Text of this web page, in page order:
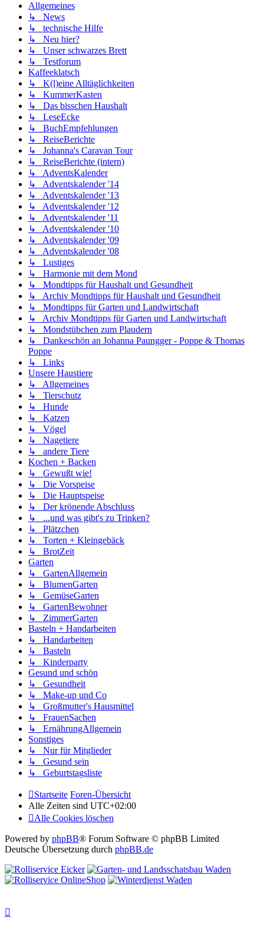
Allgemeines
↳ News
↳ technische Hilfe
↳ Neu hier?
↳ Unser schwarzes Brett
↳ Testforum
Kaffeeklatsch
↳ K(l)eine Alltäglichkeiten
↳ KummerKasten
↳ Das bisschen Haushalt
↳ LeseEcke
↳ BuchEmpfehlungen
↳ ReiseBerichte
↳ Johanna's Caravan Tour
↳ ReiseBerichte (intern)
↳ AdventsKalender
↳ Adventskalender '14
↳ Adventskalender '13
↳ Adventskalender '12
↳ Adventskalender '11
↳ Adventskalender '10
↳ Adventskalender '09
↳ Adventskalender '08
↳ Lustiges
↳ Harmonie mit dem Mond
↳ Mondtipps für Haushalt und Gesundheit
↳ Archiv Mondtipps für Haushalt und Gesundheit
↳ Mondtipps für Garten und Landwirtschaft
↳ Archiv Mondtipps für Garten und Landwirtschaft
↳ Mondstübchen zum Plaudern
↳ Dankeschön an Johanna Paungger - Poppe & Thomas
Poppe
↳ Links
Unsere Haustiere
↳ Allgemeines
↳ Tierschutz
↳ Hunde
↳ Katzen
↳ Vögel
↳ Nagetiere
↳ andere Tiere
Kochen + Backen
↳ Gewußt wie!
↳ Die Vorspeise
↳ Die Hauptspeise
↳ Der krönende Abschluss
↳ ...und was gibt's zu Trinken?
↳ Plätzchen
↳ Torten + Kleingebäck
↳ BrotZeit
Garten
↳ GartenAllgemein
↳ BlumenGarten
↳ GemüseGarten
↳ GartenBewohner
↳ ZimmerGarten
Basteln + Handarbeiten
↳ Handarbeiten
↳ Basteln
↳ Kinderparty
Gesund und schön
↳ Gesundheit
↳ Make-up und Co
↳ Großmutter's Hausmittel
↳ FrauenSachen
↳ ErnährungAllgemein
Sonstiges
↳ Nur für Mitglieder
↳ Gesund sein
↳ Geburtstagsliste
Startseite Foren-Übersicht
Alle Zeiten sind UTC+02:00
Alle Cookies löschen
Powered by phpBB® Forum Software © phpBB Limited
Deutsche Übersetzung durch phpBB.de